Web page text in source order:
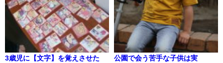
3歳児に【文字】を覚えさせた
公園で会う苦手な子供は実